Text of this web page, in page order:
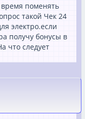
поменять
такой Чек 24
электро.если
получу бонусы в
что следует